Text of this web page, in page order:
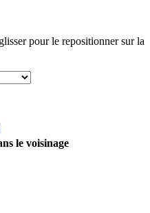
pour le repositionner sur la
le voisinage